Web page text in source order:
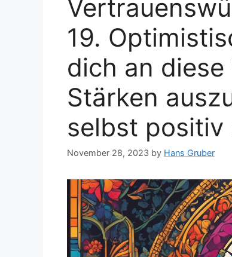
19.
dich an
Stärken
selbst positiv
November 28, 2023 by Hans Gruber